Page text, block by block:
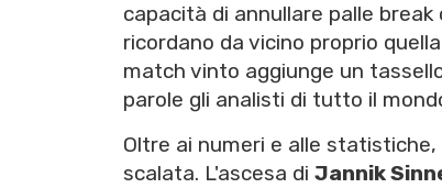
capacità di annullare palle
ricordano da vicino proprio
match vinto aggiunge un
parole gli analisti di tutto il
Oltre ai numeri e alle
scalata. L'ascesa di Jannik